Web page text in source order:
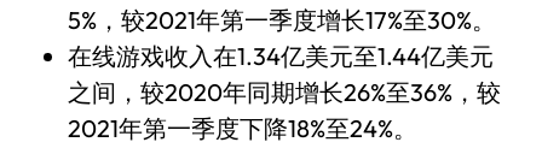
5%，较2021年第一季度增长17%至30%。
在线游戏收入在1.34亿美元至1.44亿美元
之间，较2020年同期增长26%至36%，较
2021年第一季度下降18%至24%。